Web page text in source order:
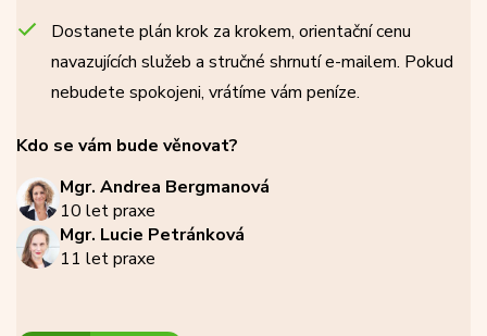
Dostanete plán krok za krokem, orientační cenu
navazujících služeb a stručné shrnutí e-mailem. Pokud
nebudete spokojeni, vrátíme vám peníze.
Kdo se vám bude věnovat?
Mgr. Andrea Bergmanová
10 let praxe
Mgr. Lucie Petránková
11 let praxe